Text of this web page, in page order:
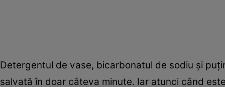
Detergentul de vase, bicarbonatul de sodiu și
salvată în doar câteva minute. Iar atunci când